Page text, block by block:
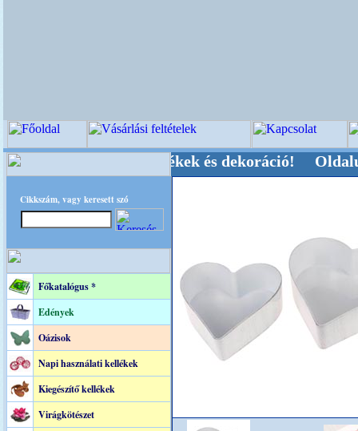
Cikkszám, vagy keresett szó
Főkatalógus *
Edények
Oázisok
Napi használati kellékek
Kiegészítő kellékek
Virágkötészet
kellékek és dekoráció! Oldalunkat